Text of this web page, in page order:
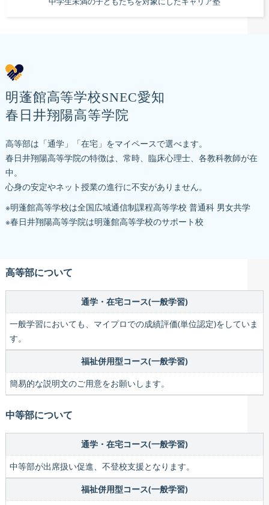
明蓬館高等学校SNEC愛知
春日井翔陽高等学院
高等部は「通学」「在宅」をマイペースで選べます。
春日井翔陽高等学院の特徴は、常時、臨床心理士、各教科教師が在
中。
心身の安定やネット授業の進行に不安がありません。
※明蓬館高等学校は全国広域通信制課程高等学校 普通科 男女共学
※春日井翔陽高等学院は明蓬館高等学校のサポート校
高等部について
通学・在宅コース(一般学習)
一般学習においても、マイプロでの成績評価(単位認定)をしていま
す。
福祉併用型コース(一般学習)
簡易的な説明文のご用意をお願いします。
中等部について
通学・在宅コース(一般学習)
中等部が出席扱い促進、不登校支援となります。
福祉併用型コース(一般学習)